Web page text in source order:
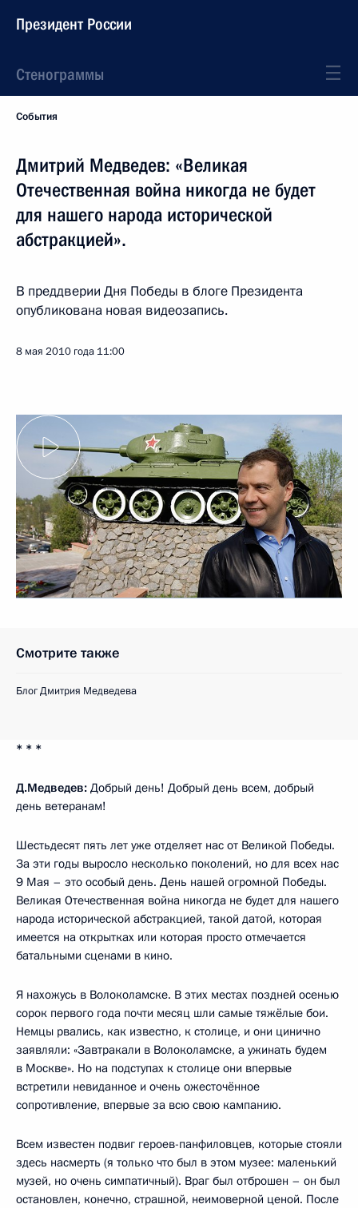
Президент России
Стенограммы
События
Дмитрий Медведев: «Великая
Отечественная война никогда не будет
для нашего народа исторической
абстракцией».
В преддверии Дня Победы в блоге Президента
опубликована новая видеозапись.
8 мая 2010 года 11:00
Смотрите также
Блог Дмитрия Медведева
* * *
Д.Медведев: Добрый день! Добрый день всем, добрый
день ветеранам!
Шестьдесят пять лет уже отделяет нас от Великой Победы.
За эти годы выросло несколько поколений, но для всех нас
9 Мая – это особый день. День нашей огромной Победы.
Великая Отечественная война никогда не будет для нашего
народа исторической абстракцией, такой датой, которая
имеется на открытках или которая просто отмечается
батальными сценами в кино.
Я нахожусь в Волоколамске. В этих местах поздней осенью
сорок первого года почти месяц шли самые тяжёлые бои.
Немцы рвались, как известно, к столице, и они цинично
заявляли: «Завтракали в Волоколамске, а ужинать будем
в Москве». Но на подступах к столице они впервые
встретили невиданное и очень ожесточённое
сопротивление, впервые за всю свою кампанию.
Всем известен подвиг героев-панфиловцев, которые стояли
здесь насмерть (я только что был в этом музее: маленький
музей, но очень симпатичный). Враг был отброшен – он был
остановлен, конечно, страшной, неимоверной ценой. После